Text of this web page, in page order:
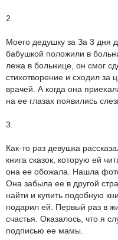
2.
Моего дедушку за За 3 дня
бабушкой положили в
лежа в больнице, он смог
стихотворение и сходил за
врачей. А когда она
на ее глазах появились
3.
Как-то раз девушка
книга сказок, которую ей
она ее обожала. Нашла
Она забыла ее в другой
найти и купить подобную
подарил ей. Первый раз в
счастья. Оказалось, что я
подписью ее мамы.